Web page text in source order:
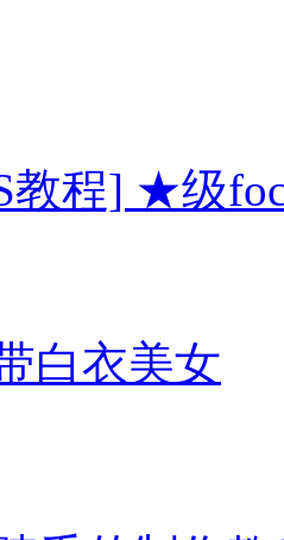
教程] ★级
白衣美女